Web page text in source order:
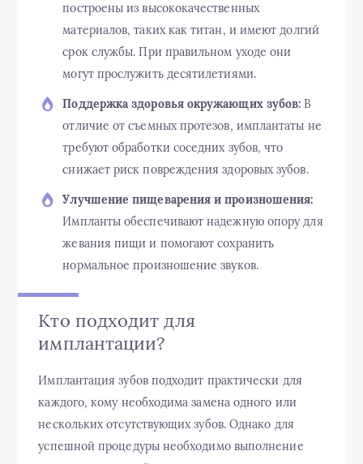
построены из высококачественных
материалов, таких как титан, и имеют долгий
срок службы. При правильном уходе они
могут прослужить десятилетиями.
Поддержка здоровья окружающих зубов: В
отличие от съемных протезов, имплантаты не
требуют обработки соседних зубов, что
снижает риск повреждения здоровых зубов.
Улучшение пищеварения и произношения:
Импланты обеспечивают надежную опору для
жевания пищи и помогают сохранить
нормальное произношение звуков.
Кто подходит для
имплантации?
Имплантация зубов подходит практически для
каждого, кому необходима замена одного или
нескольких отсутствующих зубов. Однако для
успешной процедуры необходимо выполнение